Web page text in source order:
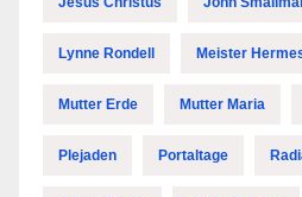
Lynne Rondell Meister
Mutter Erde Mutter Maria
Plejaden Portaltage